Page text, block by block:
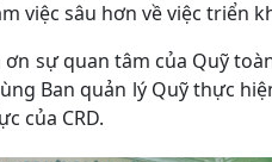
việc sâu hơn về việc triển
sự quan tâm của Quỹ
Ban quản lý Quỹ thực
của CRD.